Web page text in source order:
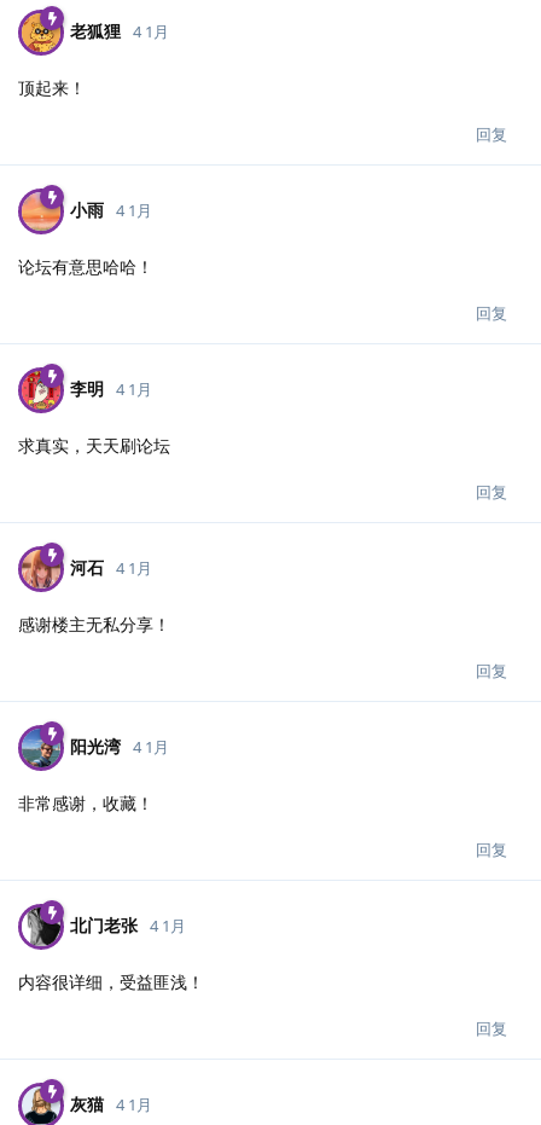
老狐狸 4 1月
顶起来！
回复
小雨 4 1月
论坛有意思哈哈！
回复
李明 4 1月
求真实，天天刷论坛
回复
河石 4 1月
感谢楼主无私分享！
回复
阳光湾 4 1月
非常感谢，收藏！
回复
北门老张 4 1月
内容很详细，受益匪浅！
回复
灰猫 4 1月